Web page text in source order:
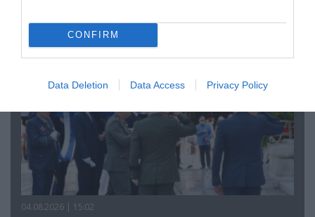
CONFIRM
Data Deletion Data Access Privacy Policy
04.08.2026 | 15:02